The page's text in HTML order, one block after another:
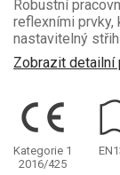
Robustní
reflexními prvky,
nastavitelný
Zobrazit detailní
Kategorie 1
2016/425